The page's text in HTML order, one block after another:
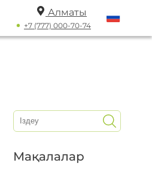
Алматы
+7 (777) 000-70-74
Мақалалар